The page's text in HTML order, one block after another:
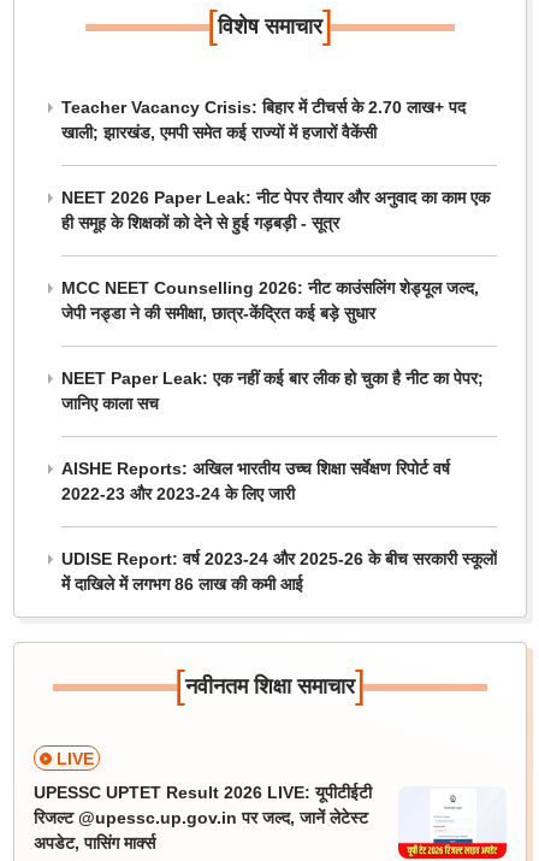
[विशेष समाचार]
Teacher Vacancy Crisis: बिहार में टीचर्स के 2.70 लाख+ पद
खाली; झारखंड, एमपी समेत कई राज्यों में हजारों वैकेंसी
NEET 2026 Paper Leak: नीट पेपर तैयार और अनुवाद का काम एक
ही समूह के शिक्षकों को देने से हुई गड़बड़ी - सूत्र
MCC NEET Counselling 2026: नीट काउंसलिंग शेड्यूल जल्द,
जेपी नड्डा ने की समीक्षा, छात्र-केंद्रित कई बड़े सुधार
NEET Paper Leak: एक नहीं कई बार लीक हो चुका है नीट का पेपर;
जानिए काला सच
AISHE Reports: अखिल भारतीय उच्च शिक्षा सर्वेक्षण रिपोर्ट वर्ष
2022-23 और 2023-24 के लिए जारी
UDISE Report: वर्ष 2023-24 और 2025-26 के बीच सरकारी स्कूलों
में दाखिले में लगभग 86 लाख की कमी आई
[नवीनतम शिक्षा समाचार]
LIVE
UPESSC UPTET Result 2026 LIVE: यूपीटीईटी
रिजल्ट @upessc.up.gov.in पर जल्द, जानें लेटेस्ट
अपडेट, पासिंग मार्क्स